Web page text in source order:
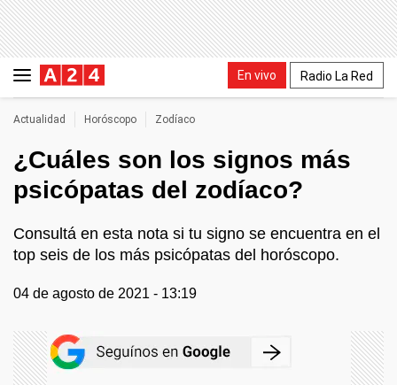
En vivo Radio La Red
Actualidad Horóscopo Zodíaco
¿Cuáles son los signos más
psicópatas del zodíaco?
Consultá en esta nota si tu signo se encuentra en el
top seis de los más psicópatas del horóscopo.
04 de agosto de 2021 - 13:19